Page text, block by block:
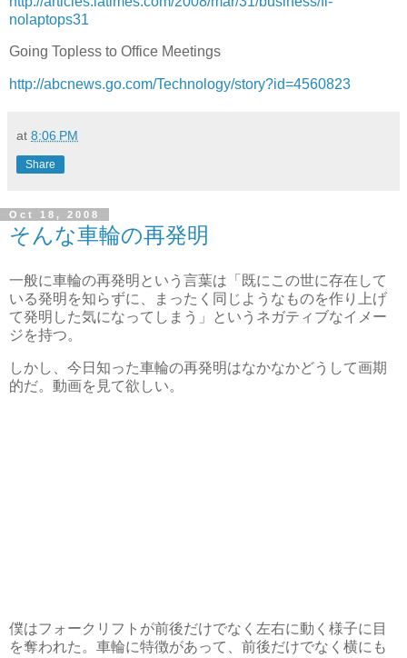
nolaptops31
Going Topless to Office Meetings
http://abcnews.go.com/Technology/story?id=4560823
at 8:06 PM
Share
Oct 18, 2008
そんな車輪の再発明
一般に車輪の再発明という言葉は「既にこの世に存在して
いる発明を知らずに、まったく同じようなものを作り上げ
て発明した気になってしまう」というネガティブなイメー
ジを持つ。
しかし、今日知った車輪の再発明はなかなかどうして画期
的だ。動画を見て欲しい。
僕はフォークリフトが前後だけでなく左右に動く様子に目
を奪われた。車輪に特徴があって、前後だけでなく横にも